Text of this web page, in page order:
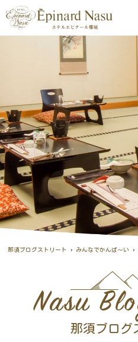
那須ブログストリート › みんなでかんぱ～い ›
Nasu
那須ブログ